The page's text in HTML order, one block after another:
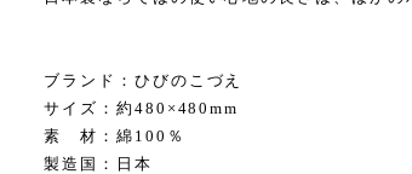
ブランド：ひびのこづえ
サイズ：約480×480mm
素 材：綿100％
製造国：日本